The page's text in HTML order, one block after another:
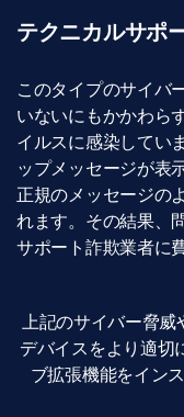
テクニカルサポ
このタイプのサイバ
いないにもかかわら
イルスに感染してい
ップメッセージが表
正規のメッセージの
れます。その結果、
サポート詐欺業者に
上記のサイバー脅
デバイスをより適切
ブ拡張機能をイン